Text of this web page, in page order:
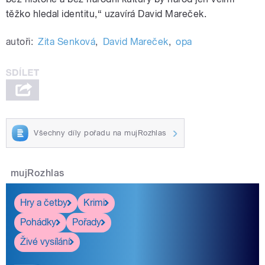
těžko hledal identitu,“ uzavírá David Mareček.
autoři: Zita Senková, David Mareček, opa
Všechny díly pořadu na mujRozhlas
mujRozhlas
Hry a četby
Krimi
Pohádky
Pořady
Živé vysílání